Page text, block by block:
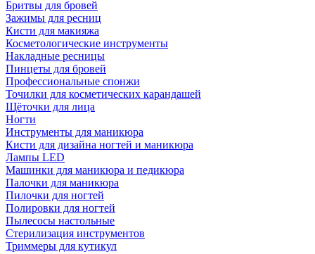
Бритвы для бровей
Зажимы для ресниц
Кисти для макияжа
Косметологические инструменты
Накладные ресницы
Пинцеты для бровей
Профессиональные спонжи
Точилки для косметических карандашей
Щёточки для лица
Ногти
Инструменты для маникюра
Кисти для дизайна ногтей и маникюра
Лампы LED
Машинки для маникюра и педикюра
Палочки для маникюра
Пилочки для ногтей
Полировки для ногтей
Пылесосы настольные
Стерилизация инструментов
Триммеры для кутикул